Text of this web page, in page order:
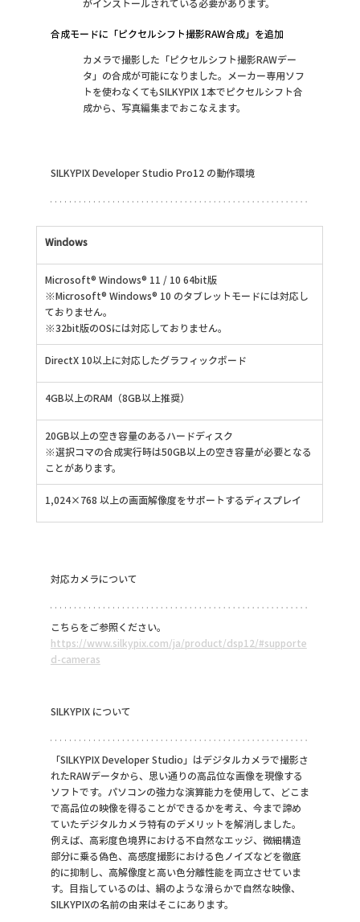
がインストールされている必要があります。
合成モードに「ピクセルシフト撮影RAW合成」を追加
カメラで撮影した「ピクセルシフト撮影RAWデー
タ」の合成が可能になりました。メーカー専用ソフ
トを使わなくてもSILKYPIX 1本でピクセルシフト合
成から、写真編集までおこなえます。
SILKYPIX Developer Studio Pro12 の動作環境
Windows
Microsoft® Windows® 11 / 10 64bit版
※Microsoft® Windows® 10 のタブレットモードには対応し
ておりません。
※32bit版のOSには対応しておりません。
DirectX 10以上に対応したグラフィックボード
4GB以上のRAM（8GB以上推奨）
20GB以上の空き容量のあるハードディスク
※選択コマの合成実行時は50GB以上の空き容量が必要となる
ことがあります。
1,024×768 以上の画面解像度をサポートするディスプレイ
対応カメラについて
こちらをご参照ください。
https://www.silkypix.com/ja/product/dsp12/#supporte
d-cameras
SILKYPIX について
「SILKYPIX Developer Studio」はデジタルカメラで撮影さ
れたRAWデータから、思い通りの高品位な画像を現像する
ソフトです。パソコンの強力な演算能力を使用して、どこま
で高品位の映像を得ることができるかを考え、今まで諦め
ていたデジタルカメラ特有のデメリットを解消しました。
例えば、高彩度色境界における不自然なエッジ、微細構造
部分に乗る偽色、高感度撮影における色ノイズなどを徹底
的に抑制し、高解像度と高い色分離性能を両立させていま
す。目指しているのは、絹のような滑らかで自然な映像、
SILKYPIXの名前の由来はそこにあります。